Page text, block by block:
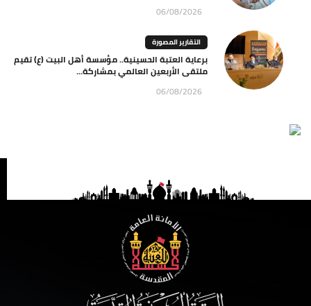
06/08/2026
التقارير المصورة
برعاية العتبة الحسينية.. مؤسسة أهل البيت (ع) تقيم
ملتقى الأربعين العالمي بمشاركة...
06/08/2026